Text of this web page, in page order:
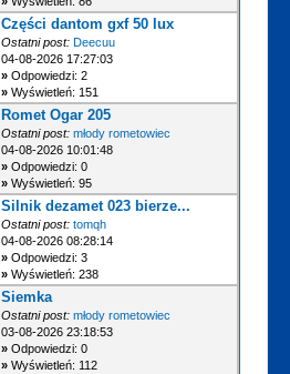
Części dantom gxf 50 lux
Ostatni post: Deecuu
04-08-2026 17:27:03
»Odpowiedzi: 2
»Wyświetleń: 151
Romet Ogar 205
Ostatni post: młody rometowiec
04-08-2026 10:01:48
»Odpowiedzi: 0
»Wyświetleń: 95
Silnik dezamet 023 bierze...
Ostatni post: tomqh
04-08-2026 08:28:14
»Odpowiedzi: 3
»Wyświetleń: 238
Siemka
Ostatni post: młody rometowiec
03-08-2026 23:18:53
»Odpowiedzi: 0
»Wyświetleń: 112